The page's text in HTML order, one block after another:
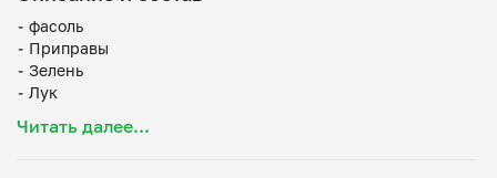
⁃ фасоль
⁃ Приправы
⁃ Зелень
⁃ Лук
Читать далее...